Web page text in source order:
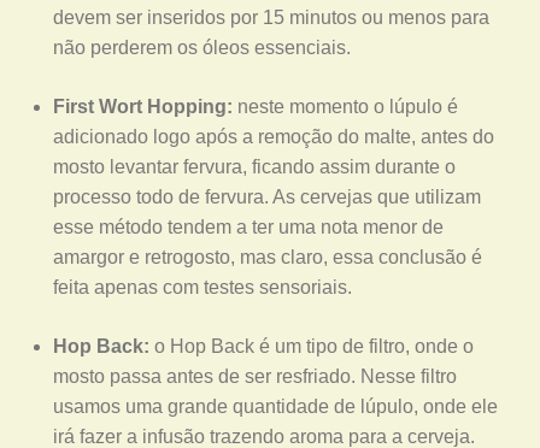
devem ser inseridos por 15 minutos ou menos para
não perderem os óleos essenciais.
First Wort Hopping: neste momento o lúpulo é
adicionado logo após a remoção do malte, antes do
mosto levantar fervura, ficando assim durante o
processo todo de fervura. As cervejas que utilizam
esse método tendem a ter uma nota menor de
amargor e retrogosto, mas claro, essa conclusão é
feita apenas com testes sensoriais.
Hop Back: o Hop Back é um tipo de filtro, onde o
mosto passa antes de ser resfriado. Nesse filtro
usamos uma grande quantidade de lúpulo, onde ele
irá fazer a infusão trazendo aroma para a cerveja.